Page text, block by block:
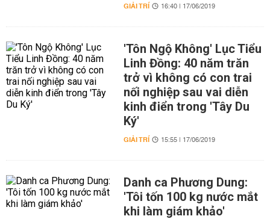
GIẢI TRÍ 16:40 | 17/06/2019
'Tôn Ngộ Không' Lục Tiểu
Linh Đồng: 40 năm trăn
trở vì không có con trai
nối nghiệp sau vai diễn
kinh điển trong 'Tây Du
Ký'
GIẢI TRÍ 15:55 | 17/06/2019
Danh ca Phương Dung:
'Tôi tốn 100 kg nước mắt
khi làm giám khảo'